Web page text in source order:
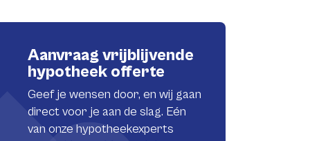
Aanvraag vrijblijvende
hypotheek offerte
Geef je wensen door, en wij gaan
direct voor je aan de slag. Eén
van onze hypotheekexperts